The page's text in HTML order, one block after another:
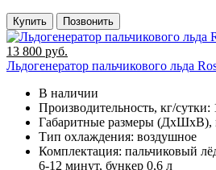
Купить Позвонить
13 800 руб.
Льдогенератор пальчикового льда
В наличии
Производительность, кг/сутки:
Габаритные размеры (ДхШхВ),
Тип охлаждения: воздушное
Комплектация: пальчиковый
6-12 минут, бункер 0,6 л